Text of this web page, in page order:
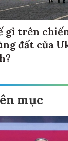
gì trên
đất của
mục